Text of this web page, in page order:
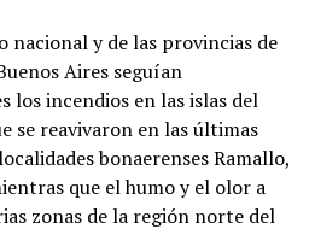
nacional y de las provincias de
Aires seguían
los incendios en las islas del
se reavivaron en las últimas
bonaerenses Ramallo,
que el humo y el olor a
zonas de la región norte del